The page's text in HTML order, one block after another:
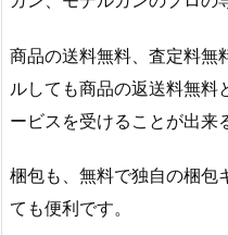
商品の送料無料、査定料無
ルしても商品の返送料無料
ービスを受けることが出来
梱包も、無料で独自の梱包
ても便利です。